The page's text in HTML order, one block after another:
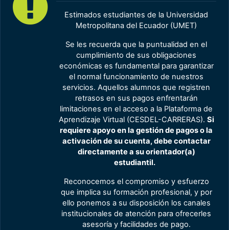
Estimados estudiantes de la Universidad
Metropolitana del Ecuador (UMET)
Se les recuerda que la puntualidad en el
cumplimiento de sus obligaciones
económicas es fundamental para garantizar
el normal funcionamiento de nuestros
servicios. Aquellos alumnos que registren
retrasos en sus pagos enfrentarán
limitaciones en el acceso a la Plataforma de
Aprendizaje Virtual (CESDEL-CARRERAS). Si
requiere apoyo en la gestión de pagos o la
activación de su cuenta, debe contactar
directamente a su orientador(a)
estudiantil.
Reconocemos el compromiso y esfuerzo
que implica su formación profesional, y por
ello ponemos a su disposición los canales
institucionales de atención para ofrecerles
asesoría y facilidades de pago.